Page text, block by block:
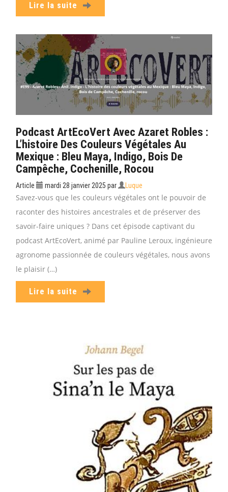
Lire la suite
Podcast ArtEcoVert Avec Azaret Robles :
L’histoire Des Couleurs Végétales Au
Mexique : Bleu Maya, Indigo, Bois De
Campêche, Cochenille, Rocou
Article mardi 28 janvier 2025 par Luque
Savez-vous que les couleurs végétales ont le pouvoir de
raconter des histoires ancestrales et de préserver des
savoir-faire uniques ? Dans cet épisode captivant du
podcast ArtEcoVert, animé par Pauline Leroux, ingénieure
agronome passionnée de couleurs végétales, nous avons
le plaisir (…)
Lire la suite